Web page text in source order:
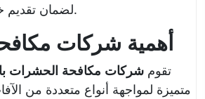
لضمان تقديم خدمة موثوقة وفعّالة.
أهمية شركات
تقوم شركات مكافحة الحشرات
متميزة لمواجهة أنواع متعددة من